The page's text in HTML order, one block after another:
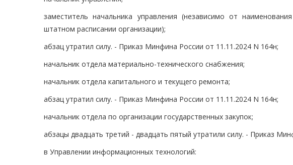
заместитель начальника управления (независимо от
штатном расписании организации);
абзац утратил силу. - Приказ Минфина России от 11.11.2024 N 164н;
начальник отдела материально-технического снабжения;
начальник отдела капитального и текущего ремонта;
абзац утратил силу. - Приказ Минфина России от 11.11.2024 N 164н;
начальник отдела по организации государственных закупок;
абзацы двадцать третий - двадцать пятый утратили силу. - Приказ
в Управлении информационных технологий: